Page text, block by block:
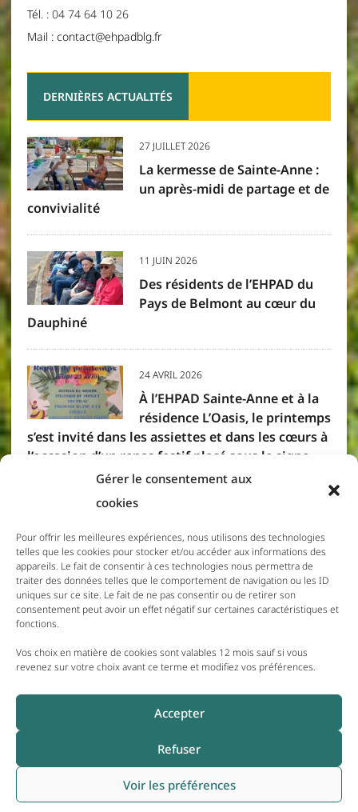
Gérer le consentement aux
cookies
Pour offrir les meilleures expériences, nous utilisons des technologies
telles que les cookies pour stocker et/ou accéder aux informations des
appareils. Le fait de consentir à ces technologies nous permettra de
traiter des données telles que le comportement de navigation ou les ID
uniques sur ce site. Le fait de ne pas consentir ou de retirer son
consentement peut avoir un effet négatif sur certaines caractéristiques et
fonctions.
Vos choix en matière de cookies sont valables 12 mois sauf si vous
revenez sur votre choix avant ce terme et modifiez vos préférences.
Accepter
Refuser
Voir les préférences
Tél. : 04 74 64 10 26
Mail : contact@ehpadblg.fr
DERNIÈRES ACTUALITÉS
27 JUILLET 2026
La kermesse de Sainte-Anne :
un après-midi de partage et de
convivialité
11 JUIN 2026
Des résidents de l’EHPAD du
Pays de Belmont au cœur du
Dauphiné
24 AVRIL 2026
À l’EHPAD Sainte-Anne et à la
résidence L’Oasis, le printemps
s’est invité dans les assiettes et dans les cœurs à
l’occasion d’un repas festif placé sous le signe
des saveurs créoles. Résidents et membres du
personnel se sont réunis pour partager un
moment convivial, où la gourmandise et la
bonne humeur étaient à l’honneur.
11 DÉCEMBRE 2025
Menus du 15 au 21 Décembre
du Téléthon